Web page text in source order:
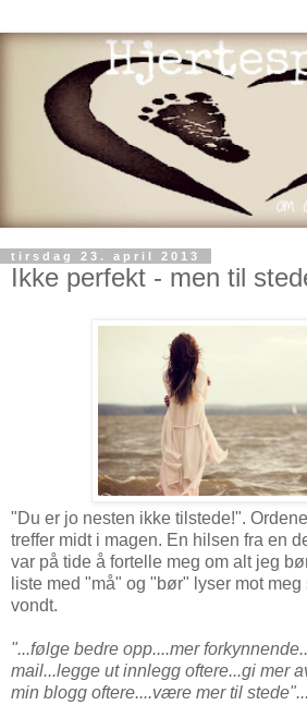
tirsdag 23. april 2013
Ikke perfekt - men til
"Du er jo nesten ikke tilstede!".
treffer midt i magen. En hilsen fra en
var på tide å fortelle meg om alt jeg
liste med "må" og "bør" lyser mot
vondt.
"...følge bedre opp....mer
mail...legge ut innlegg oftere...gi mer
min blogg oftere....være mer til